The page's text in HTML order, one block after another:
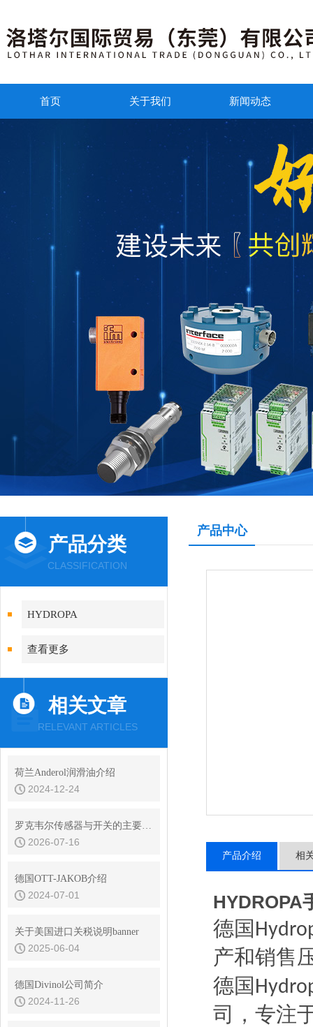
首页 关于我们 新闻动态
产品分类
CLASSIFICATION
HYDROPA
查看更多
相关文章
RELEVANT ARTICLES
荷兰Anderol润滑油介绍
2024-12-24
罗克韦尔传感器与开关的主要型号有哪些
2026-07-16
德国OTT-JAKOB介绍
2024-07-01
关于美国进口关税说明banner
2025-06-04
德国Divinol公司简介
2024-11-26
产品中心
产品介绍 相
HYDROPA
德国
产和销售
德国
司， 专注